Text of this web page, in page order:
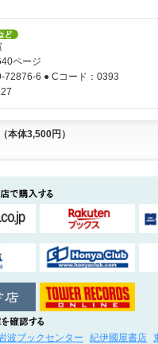
ページ
72876-6 ● Cコード：0393
本体3,500円）
波ブックセンター 紀伊國屋書店